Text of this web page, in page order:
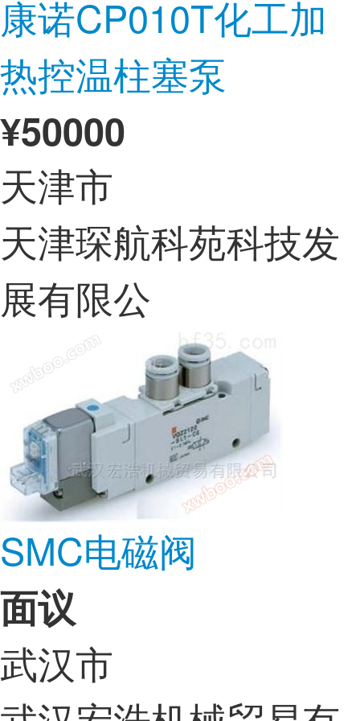
康诺CP010T化工加
热控温柱塞泵
¥50000
天津市
天津琛航科苑科技发
展有限公
SMC电磁阀
面议
武汉市